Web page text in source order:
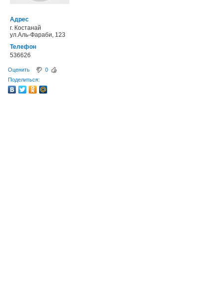
Адрес
г. Костанай
ул.Аль-Фараби, 123
Телефон
536626
Оценить
0
Поделиться: